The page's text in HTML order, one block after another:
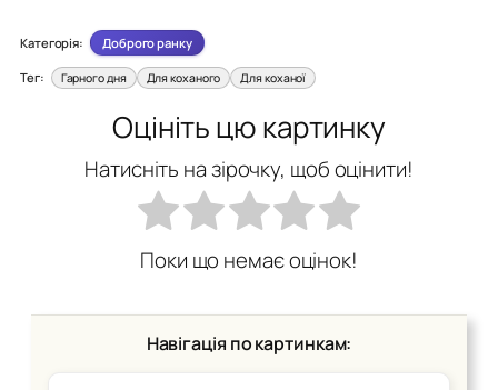
Категорія: Доброго ранку
Тег: Гарного дня Для коханого Для коханої
Оцініть цю картинку
Натисніть на зірочку, щоб оцінити!
Поки що немає оцінок!
Навігація по картинкам: